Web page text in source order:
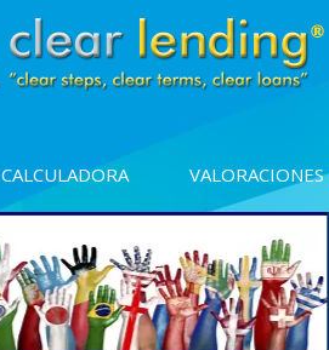
CALCULADORA VALORACIONES
FHA
Tasas en Texas
*Haga clic aquí para